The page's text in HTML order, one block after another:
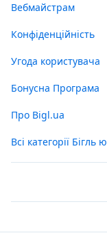
Вебмайстрам
Конфіденційність
Угода користувача
Бонусна Програма
Про Bigl.ua
Всі категорії Бігль